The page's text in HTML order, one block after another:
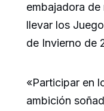
embajadora
llevar los
de Invierno de
«Participar en
ambición